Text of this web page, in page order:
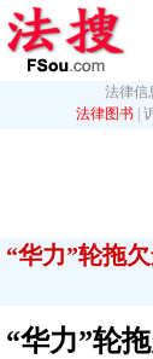
法律信
法律图书
“华力”轮拖
“华力”轮